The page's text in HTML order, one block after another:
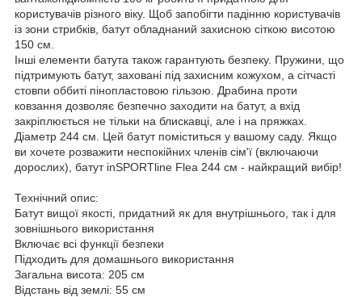
користувачів різного віку. Щоб запобігти падінню користувачів
із зони стрибків, батут обладнаний захисною сіткою висотою
150 см.
Інші елементи батута також гарантують безпеку. Пружини, що
підтримують батут, заховані під захисним кожухом, а сітчасті
стовпи оббиті пінопластовою гільзою. Драбина проти
ковзання дозволяє безпечно заходити на батут, а вхід
закріплюється не тільки на блискавці, але і на пряжках.
Діаметр 244 см. Цей батут поміститься у вашому саду. Якщо
ви хочете розважити неспокійних членів сім'ї (включаючи
дорослих), батут inSPORTline Flea 244 см - найкращий вибір!
Технічний опис:
Батут вищої якості, придатний як для внутрішнього, так і для
зовнішнього використання
Включає всі функції безпеки
Підходить для домашнього використання
Загальна висота: 205 см
Відстань від землі: 55 см